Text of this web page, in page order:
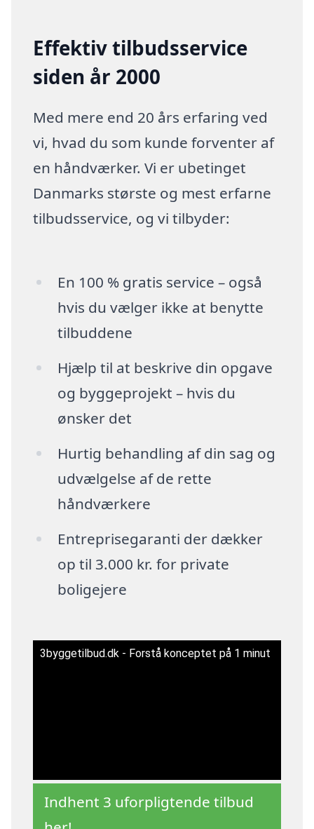
Effektiv tilbudsservice
siden år 2000
Med mere end 20 års erfaring ved
vi, hvad du som kunde forventer af
en håndværker. Vi er ubetinget
Danmarks største og mest erfarne
tilbudsservice, og vi tilbyder:
En 100 % gratis service – også
hvis du vælger ikke at benytte
tilbuddene
Hjælp til at beskrive din opgave
og byggeprojekt – hvis du
ønsker det
Hurtig behandling af din sag og
udvælgelse af de rette
håndværkere
Entreprisegaranti der dækker
op til 3.000 kr. for private
boligejere
3byggetilbud.dk - Forstå konceptet på 1 minut
Indhent 3 uforpligtende tilbud